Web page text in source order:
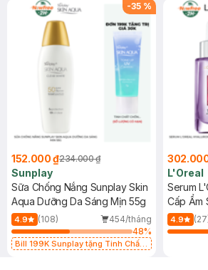
-35 %
152.000 ₫234.000 ₫
Sunplay
Sữa Chống Nắng Sunplay Skin
Aqua Dưỡng Da Sáng Mịn 55g
4.9 (108)
454/tháng
48%
Bill 199K Sunplay tặng Tinh Chất
L'Oreal
Serum
Cấp Ẩm
4.9